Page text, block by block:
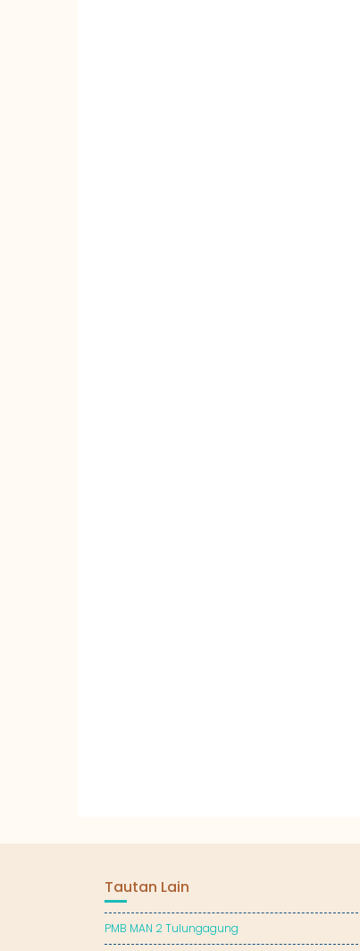
Tautan Lain
PMB MAN 2 Tulungagung